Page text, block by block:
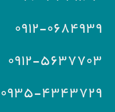
۰۹۱۲-۰۶۸۴۹۳۹
۰۹۱۲-۵۶۳۷۷۰۳
۰۹۳۵-۴۳۴۳۷۲۹